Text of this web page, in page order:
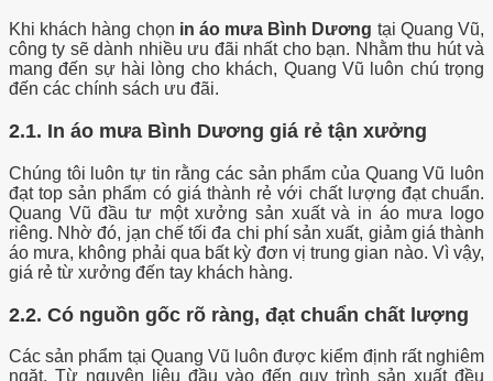
Khi khách hàng chọn in áo mưa Bình Dương tại Quang Vũ,
công ty sẽ dành nhiều ưu đãi nhất cho bạn. Nhằm thu hút và
mang đến sự hài lòng cho khách, Quang Vũ luôn chú trọng
đến các chính sách ưu đãi.
2.1. In áo mưa Bình Dương giá rẻ tận xưởng
Chúng tôi luôn tự tin rằng các sản phẩm của Quang Vũ luôn
đạt top sản phẩm có giá thành rẻ với chất lượng đạt chuẩn.
Quang Vũ đầu tư một xưởng sản xuất và in áo mưa logo
riêng. Nhờ đó, jạn chế tối đa chi phí sản xuất, giảm giá thành
áo mưa, không phải qua bất kỳ đơn vị trung gian nào. Vì vậy,
giá rẻ từ xưởng đến tay khách hàng.
2.2. Có nguồn gốc rõ ràng, đạt chuẩn chất lượng
Các sản phẩm tại Quang Vũ luôn được kiểm định rất nghiêm
ngặt. Từ nguyên liệu đầu vào đến quy trình sản xuất đều